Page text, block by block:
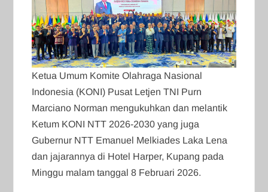
Ketua Umum Komite Olahraga Nasional
Indonesia (KONI) Pusat Letjen TNI Purn
Marciano Norman mengukuhkan dan melantik
Ketum KONI NTT 2026-2030 yang juga
Gubernur NTT Emanuel Melkiades Laka Lena
dan jajarannya di Hotel Harper, Kupang pada
Minggu malam tanggal 8 Februari 2026.